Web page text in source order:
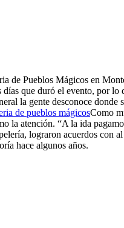
de Pueblos Mágicos en
que duró el evento, por
la gente desconoce donde
Como
la atención. “A la ida
lograron acuerdos con
hace algunos años.